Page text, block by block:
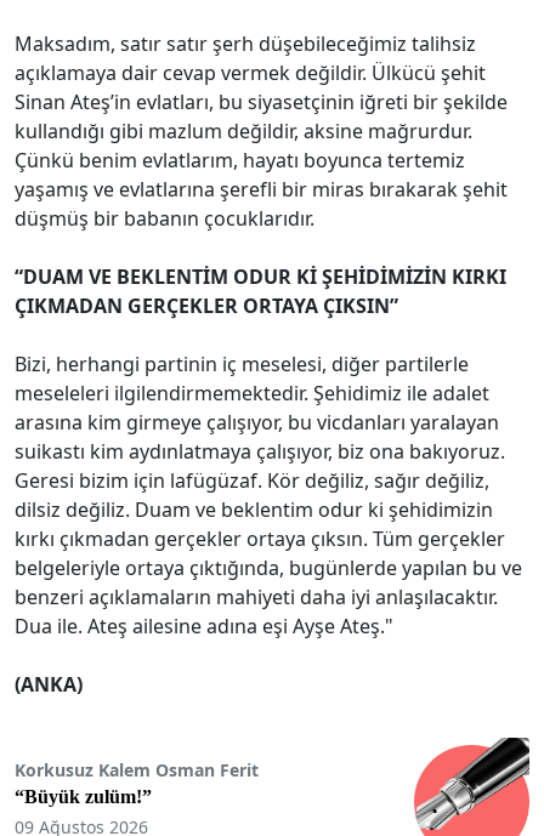
Maksadım, satır satır şerh düşebileceğimiz talihsiz
açıklamaya dair cevap vermek değildir. Ülkücü şehit
Sinan Ateş’in evlatları, bu siyasetçinin iğreti bir şekilde
kullandığı gibi mazlum değildir, aksine mağrurdur.
Çünkü benim evlatlarım, hayatı boyunca tertemiz
yaşamış ve evlatlarına şerefli bir miras bırakarak şehit
düşmüş bir babanın çocuklarıdır.
“DUAM VE BEKLENTİM ODUR Kİ ŞEHİDİMİZİN KIRKI
ÇIKMADAN GERÇEKLER ORTAYA ÇIKSIN”
Bizi, herhangi partinin iç meselesi, diğer partilerle
meseleleri ilgilendirmemektedir. Şehidimiz ile adalet
arasına kim girmeye çalışıyor, bu vicdanları yaralayan
suikastı kim aydınlatmaya çalışıyor, biz ona bakıyoruz.
Geresi bizim için lafügüzaf. Kör değiliz, sağır değiliz,
dilsiz değiliz. Duam ve beklentim odur ki şehidimizin
kırkı çıkmadan gerçekler ortaya çıksın. Tüm gerçekler
belgeleriyle ortaya çıktığında, bugünlerde yapılan bu ve
benzeri açıklamaların mahiyeti daha iyi anlaşılacaktır.
Dua ile. Ateş ailesine adına eşi Ayşe Ateş."
(ANKA)
Korkusuz Kalem Osman Ferit
“Büyük zulüm!”
09 Ağustos 2026